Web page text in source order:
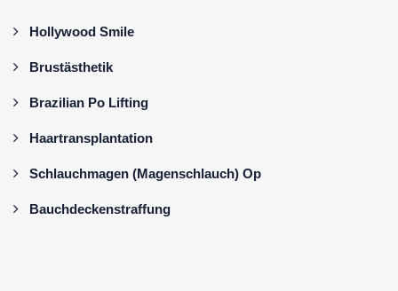
Hollywood Smile
Brustästhetik
Brazilian Po Lifting
Haartransplantation
Schlauchmagen (Magenschlauch) Op
Bauchdeckenstraffung